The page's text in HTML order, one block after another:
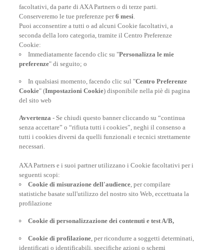
At your side, everyday
POLIZZE VIAGGIO
INFORMAZIONI UTILI
facoltativi, da parte di AXA Partners o di terze parti.
Conserveremo le tue preferenze per6 mesi.
Puoi acconsentire a tutti o ad alcuni Cookie facoltativi, a
seconda della loro categoria, tramite il Centro Preferenze
Cookie:
Immediatamente facendo clic su "Personalizza le mie
preferenze" di seguito; o
In qualsiasi momento, facendo clic sul "Centro Preferenze
Cookie" (Impostazioni Cookie) disponibile nella piè di pagina
del sito web
Avvertenza - Se chiudi questo banner cliccando su “continua
senza accettare” o “rifiuta tutti i cookies”, neghi il consenso a
tutti i cookies diversi da quelli funzionali e tecnici strettamente
necessari.
AXA Partners e i suoi partner utilizzano i Cookie facoltativi per i
seguenti scopi:
Cookie di misurazione dell'audience, per compilare
statistiche basate sull'utilizzo del nostro sito Web, eccettuata la
profilazione
Cookie di personalizzazione dei contenuti e test A/B,
Cookie di profilazione, per ricondurre a soggetti determinati,
identificati o identificabili, specifiche azioni o schemi